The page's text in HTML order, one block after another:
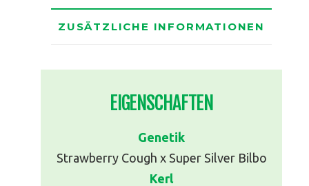
ZUSÄTZLICHE INFORMATIONEN
EIGENSCHAFTEN
Genetik
Strawberry Cough x Super Silver Bilbo
Kerl